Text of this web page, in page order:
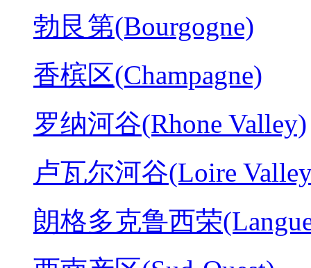
勃艮第(Bourgogne)
香槟区(Champagne)
罗纳河谷(Rhone Valley)
卢瓦尔河谷(Loire
朗格多克鲁西荣